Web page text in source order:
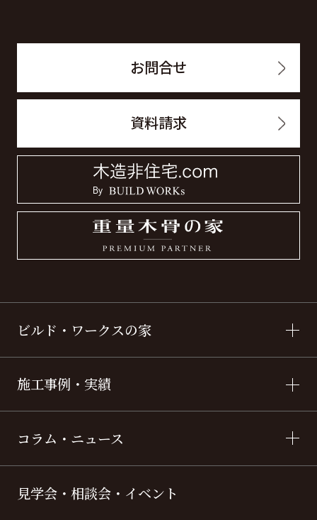
お問合せ
資料請求
ビルド・ワークスの家
施工事例・実績
コラム・ニュース
見学会・相談会・イベント